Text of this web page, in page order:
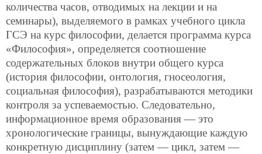
количества часов, отводимых на лекции и на
семинары), выделяемого в рамках учебного цикла
ГСЭ на курс философии, делается программа курса
«Философия», определяется соотношение
содержательных блоков внутри общего курса
(история философии, онтология, гносеология,
социальная философия), разрабатываются методики
контроля за успеваемостью. Следовательно,
информационное время образования — это
хронологические границы, вынуждающие каждую
конкретную дисциплину (затем — цикл, затем —